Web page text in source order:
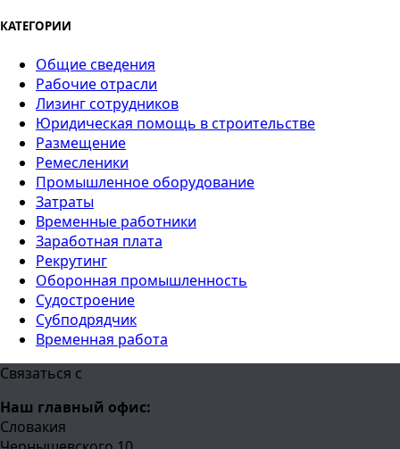
КАТЕГОРИИ
Общие сведения
Рабочие отрасли
Лизинг сотрудников
Юридическая помощь в строительстве
Размещение
Ремесленики
Промышленное оборудование
Затраты
Временные работники
Заработная плата
Рекрутинг
Оборонная промышленность
Судостроение
Субподрядчик
Временная работа
Связаться с
Наш главный офис:
Словакия